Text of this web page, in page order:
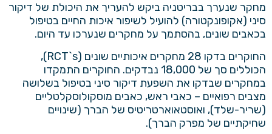
מחקר שנערך בבריטניה ביקש להעריך את היכולת של דיקור
סיני (אקופונקטורה) להועיל לשיפור איכות החיים בטיפול
בכאבים שונים, בהסתמך על מחקרים שנערכו עד היום.
החוקרים בדקו 28 מחקרים איכותיים שונים (RCT`s),
הכוללים סך של 18,000 נבדקים. החוקרים התמקדו
במחקרים שבדקו את השפעת דיקור סיני בטיפול בשלושה
מצבים רפואיים – כאבי ראש, כאבים מוסקולוסקלטליים
(שריר-שלד), ואוסטאוארטריטיס של הברך (שינויים
שחיקתיים של מפרק הברך).